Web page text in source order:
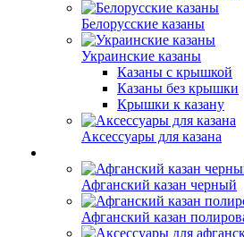
Белорусские казаны
Украинские казаны
Казаны с крышкой
Казаны без крышки
Крышки к казану
Аксессуары для казана
Афганский казан черный
Афганский казан